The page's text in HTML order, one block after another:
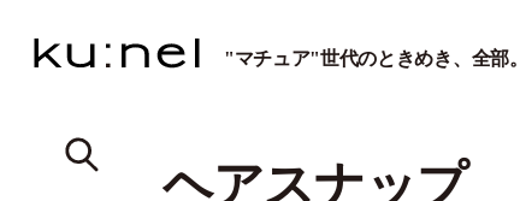
"マチュア"世代のときめき、全部。
ヘアスナップ